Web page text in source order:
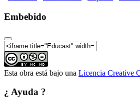
Embebido
Esta obra está bajo una Licencia Creative
¿ Ayuda ?